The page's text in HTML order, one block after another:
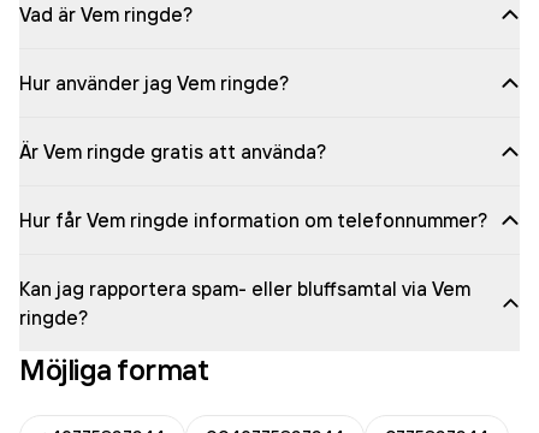
Vad är Vem ringde?
Hur använder jag Vem ringde?
Är Vem ringde gratis att använda?
Hur får Vem ringde information om telefonnummer?
Kan jag rapportera spam- eller bluffsamtal via Vem
ringde?
Möjliga format